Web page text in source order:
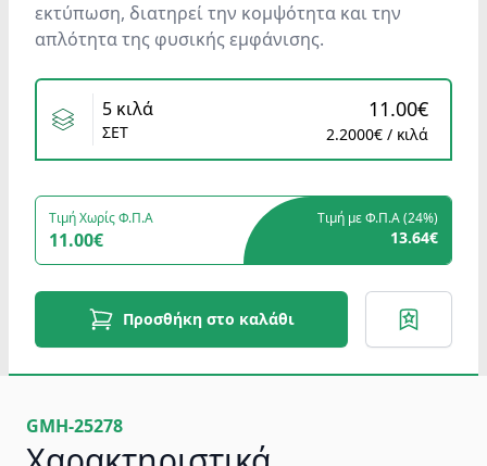
εκτύπωση, διατηρεί την κομψότητα και την
απλότητα της φυσικής εμφάνισης.
Variants
5 κιλά
ΣΕΤ
11.00€
2.2000€ / κιλά
Τιμή Χωρίς Φ.Π.Α
11.00€
Τιμή με Φ.Π.Α (24%)
13.64€
Προσθήκη στο καλάθι
GMH-25278